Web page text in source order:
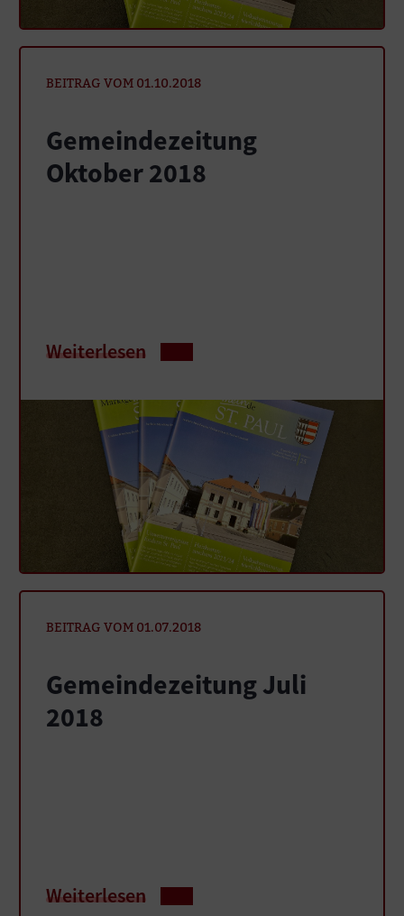
BEITRAG VOM 01.10.2018
Gemeindezeitung
Oktober 2018
Weiterlesen
BEITRAG VOM 01.07.2018
Gemeindezeitung Juli
2018
Weiterlesen